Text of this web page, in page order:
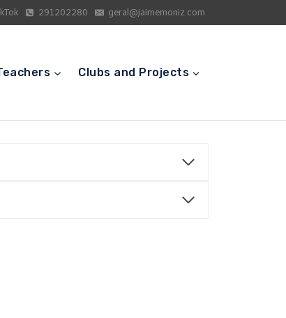
291202280 geral@jaimemoniz.com
Clubs and Projects